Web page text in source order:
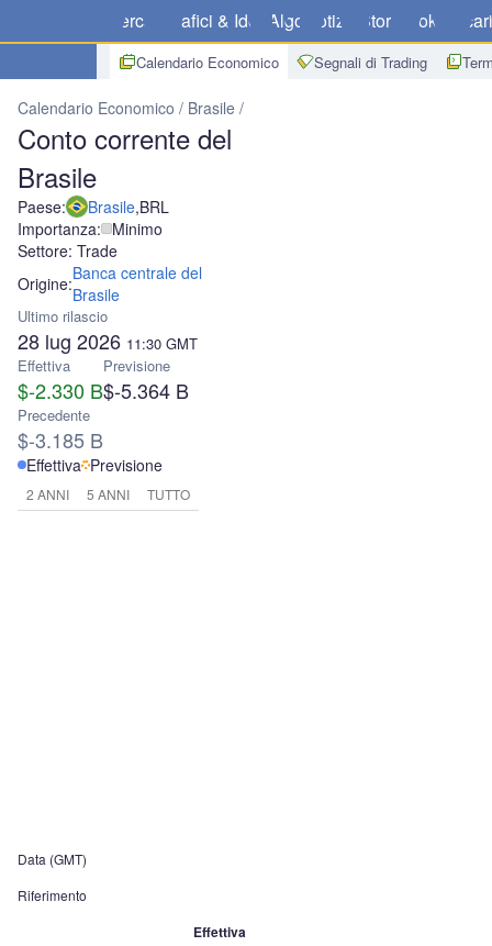
Mercati Grafici & Idee Algo Notizie Store Broker
Calendario Economico Segnali di Trading
Calendario Economico Brasile
Conto corrente del
Brasile
Paese: Brasile,BRL
Importanza: Minimo
Settore: Trade
Origine:Banca centrale del
Brasile
Ultimo rilascio
28 lug 2026 11:30 GMT
Effettiva
$-2.330 B
Previsione
$-5.364 B
Precedente
$-3.185 B
Effettiva Previsione
2 ANNI 5 ANNI TUTTO
Data (GMT)
Riferimento
Effettiva